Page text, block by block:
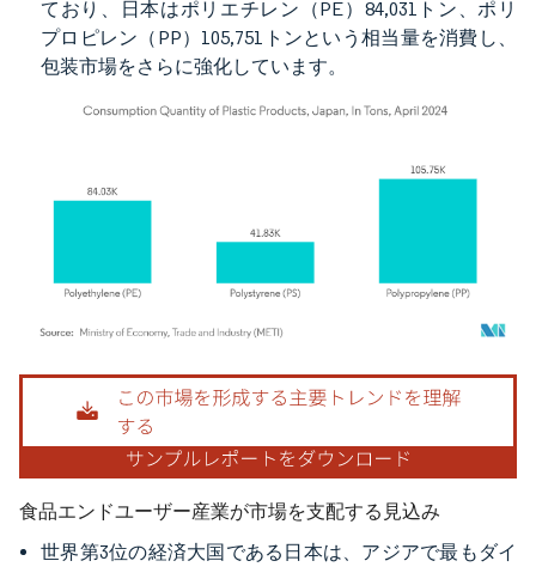
ており、日本はポリエチレン（PE）84,031トン、ポリ
プロピレン（PP）105,751トンという相当量を消費し、
包装市場をさらに強化しています。
画像 © Mordor Intelligence。再利用にはCC BY 4.0の表示が必要です。
食品エンドユーザー産業が市場を支配する見込み
世界第3位の経済大国である日本は、アジアで最もダイ